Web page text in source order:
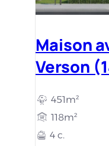
Maison
Verson
451m²
118m²
4 c.